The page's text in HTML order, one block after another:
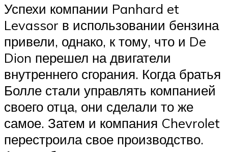
Успехи компании Panhard et
Levassor в использовании бензина
привели, однако, к тому, что и De
Dion перешел на двигатели
внутреннего сгорания. Когда братья
Болле стали управлять компанией
своего отца, они сделали то же
самое. Затем и компания Chevrolet
перестроила свое производство.